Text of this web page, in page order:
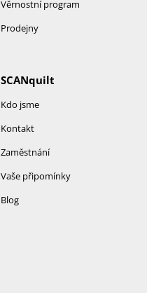
Věrnostní program
Prodejny
SCANquilt
Kdo jsme
Kontakt
Zaměstnání
Vaše připomínky
Blog